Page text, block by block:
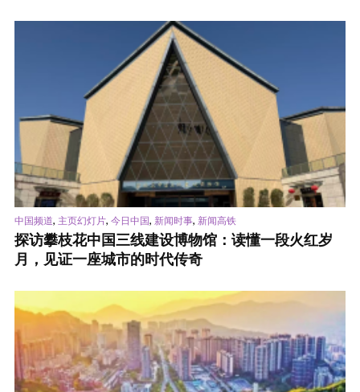
中国频道, 主页幻灯片, 今日中国, 新闻时事, 新闻高铁
探访攀枝花中国三线建设博物馆：读懂一段火红岁
月，见证一座城市的时代传奇